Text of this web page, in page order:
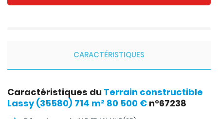
CARACTÉRISTIQUES
Caractéristiques du Terrain constructible
Lassy (35580) 714 m² 80 500 € n°67238